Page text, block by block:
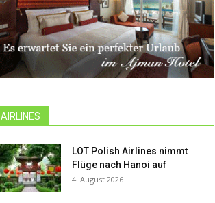
AIRLINES
LOT Polish Airlines nimmt
Flüge nach Hanoi auf
4. August 2026